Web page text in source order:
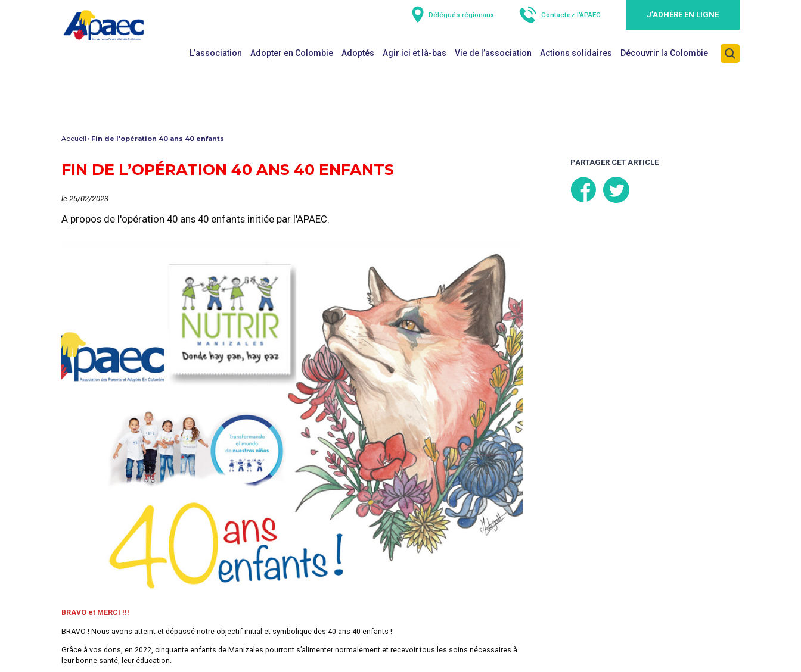
Délégués régionaux Contactez l’APAEC J’ADHÈRE EN LIGNE
L’association Adopter en Colombie Adoptés Agir ici et là-bas Vie de l’association Actions solidaires Découvrir la Colombie
Accueil Fin de l'opération 40 ans 40 enfants
FIN DE L’OPÉRATION 40 ANS 40 ENFANTS
le 25/02/2023
A propos de l'opération 40 ans 40 enfants initiée par l'APAEC.
BRAVO et MERCI !!!
BRAVO ! Nous avons atteint et dépassé notre objectif initial et symbolique des 40 ans-40 enfants !
Grâce à vos dons, en 2022, cinquante enfants de Manizales pourront s’alimenter normalement et recevoir tous les soins nécessaires à
leur bonne santé, leur éducation.
PARTAGER CET ARTICLE